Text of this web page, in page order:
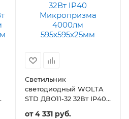
Светильник
светодиодный WOLTA
STD ДВО11-32 32Вт IP40
от4 331 руб.